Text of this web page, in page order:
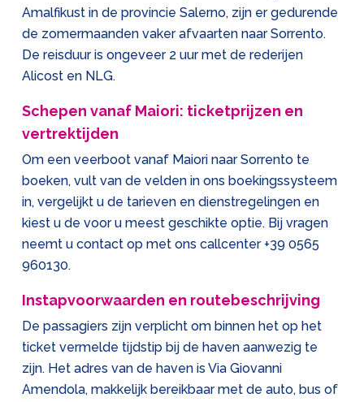
Amalfikust in de provincie Salerno, zijn er gedurende
de zomermaanden vaker afvaarten naar Sorrento.
De reisduur is ongeveer 2 uur met de rederijen
Alicost en NLG.
Schepen vanaf Maiori: ticketprijzen en
vertrektijden
Om een veerboot vanaf Maiori naar Sorrento te
boeken, vult van de velden in ons boekingssysteem
in, vergelijkt u de tarieven en dienstregelingen en
kiest u de voor u meest geschikte optie. Bij vragen
neemt u contact op met ons callcenter +39 0565
960130.
Instapvoorwaarden en routebeschrijving
De passagiers zijn verplicht om binnen het op het
ticket vermelde tijdstip bij de haven aanwezig te
zijn. Het adres van de haven is Via Giovanni
Amendola, makkelijk bereikbaar met de auto, bus of